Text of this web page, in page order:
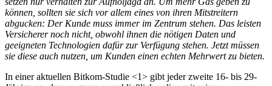
können, sollten sie sich vor allem eines von ihren Mitstreitern
abgucken: Der Kunde muss immer im Zentrum stehen. Das leisten
Versicherer noch nicht, obwohl ihnen die nötigen Daten und
geeigneten Technologien dafür zur Verfügung stehen. Jetzt müssen
sie diese auch nutzen, um Kunden einen echten Mehrwert zu bieten.
In einer aktuellen Bitkom-Studie <1> gibt jeder zweite 16- bis 29-